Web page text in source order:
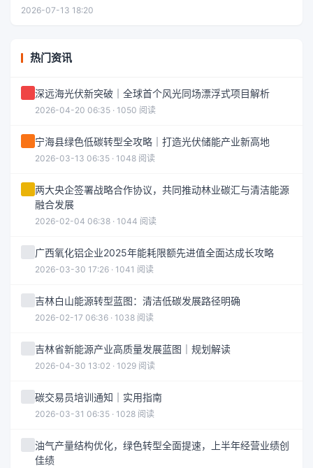
2026-07-13 18:20
热门资讯
深远海光伏新突破｜全球首个风光同场漂浮式项目解析
2026-04-20 06:35 · 1050 阅读
宁海县绿色低碳转型全攻略｜打造光伏储能产业新高地
2026-03-13 06:35 · 1048 阅读
两大央企签署战略合作协议，共同推动林业碳汇与清洁能源
融合发展
2026-02-04 06:38 · 1044 阅读
广西氧化铝企业2025年能耗限额先进值全面达成长攻略
2026-03-30 17:26 · 1041 阅读
吉林白山能源转型蓝图：清洁低碳发展路径明确
2026-02-17 06:36 · 1038 阅读
吉林省新能源产业高质量发展蓝图｜规划解读
2026-04-30 13:02 · 1029 阅读
碳交易员培训通知｜实用指南
2026-03-31 06:35 · 1028 阅读
油气产量结构优化，绿色转型全面提速，上半年经营业绩创
佳绩